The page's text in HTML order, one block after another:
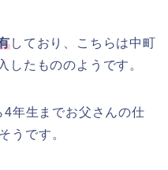
しており、こちらは中町
したもののようです。
年生までお父さんの仕
うです。